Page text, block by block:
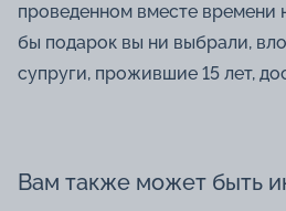
проведенном вместе времени
бы подарок вы ни выбрали,
супруги, прожившие 15 лет,
Вам также может быть